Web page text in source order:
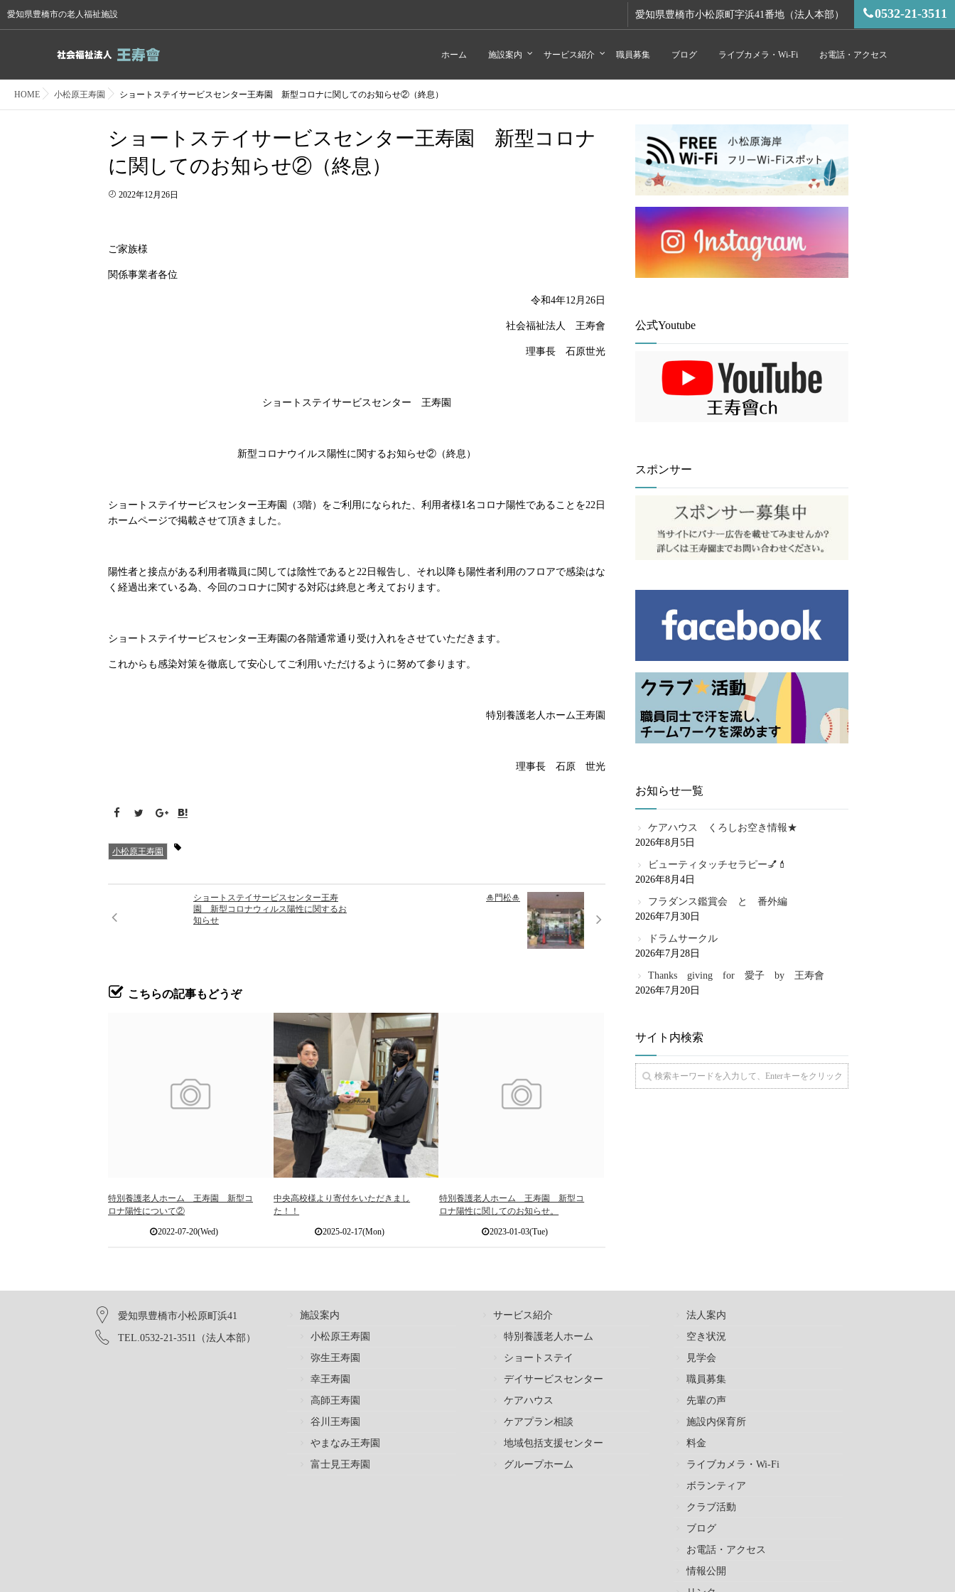
愛知県豊橋市の老人福祉施設 愛知県豊橋市小松原町字浜41番地（法人本部） 0532-21-3511
ホーム 施設案内 サービス紹介 職員募集 ブログ ライブカメラ・Wi-Fi お電話・アクセス
HOME 小松原王寿園 ショートステイサービスセンター王寿園 新型コロナに関してのお知らせ②（終息）
ショートステイサービスセンター王寿園 新型コロナ
に関してのお知らせ②（終息）
2022年12月26日
ご家族様
関係事業者各位
令和4年12月26日
社会福祉法人 王寿會
理事長 石原世光
ショートステイサービスセンター 王寿園
新型コロナウイルス陽性に関するお知らせ②（終息）
ショートステイサービスセンター王寿園（3階）をご利用になられた、利用者様1名コロナ陽性であることを22日
ホームページで掲載させて頂きました。
陽性者と接点がある利用者職員に関しては陰性であると22日報告し、それ以降も陽性者利用のフロアで感染はな
く経過出来ている為、今回のコロナに関する対応は終息と考えております。
ショートステイサービスセンター王寿園の各階通常通り受け入れをさせていただきます。
これからも感染対策を徹底して安心してご利用いただけるように努めて参ります。
特別養護老人ホーム王寿園
理事長 石原 世光
小松原王寿園
ショートステイサービスセンター王寿
園 新型コロナウィルス陽性に関するお
知らせ
🎍門松🎍
こちらの記事もどうぞ
特別養護老人ホーム 王寿園 新型コ
ロナ陽性について②
2022-07-20(Wed)
中央高校様より寄付をいただきまし
た！！
2025-02-17(Mon)
特別養護老人ホーム 王寿園 新型コ
ロナ陽性に関してのお知らせ。
2023-01-03(Tue)
公式Youtube
スポンサー
お知らせ一覧
ケアハウス くろしお空き情報★
2026年8月5日
ビューティタッチセラピー💅💄
2026年8月4日
フラダンス鑑賞会 と 番外編
2026年7月30日
ドラムサークル
2026年7月28日
Thanks giving for 愛子 by 王寿會
2026年7月20日
サイト内検索
愛知県豊橋市小松原町浜41
TEL.0532-21-3511（法人本部）
施設案内
小松原王寿園
弥生王寿園
幸王寿園
高師王寿園
谷川王寿園
やまなみ王寿園
富士見王寿園
サービス紹介
特別養護老人ホーム
ショートステイ
デイサービスセンター
ケアハウス
ケアプラン相談
地域包括支援センター
グループホーム
法人案内
空き状況
見学会
職員募集
先輩の声
施設内保育所
料金
ライブカメラ・Wi-Fi
ボランティア
クラブ活動
ブログ
お電話・アクセス
情報公開